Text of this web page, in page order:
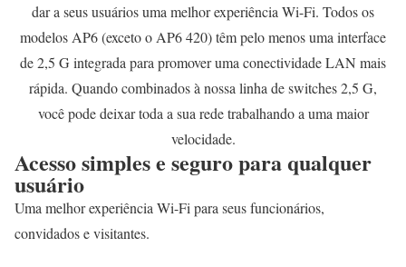
dar a seus usuários uma melhor experiência Wi-Fi. Todos os
modelos AP6 (exceto o AP6 420) têm pelo menos uma interface
de 2,5 G integrada para promover uma conectividade LAN mais
rápida. Quando combinados à nossa linha de switches 2,5 G,
você pode deixar toda a sua rede trabalhando a uma maior
velocidade.
Acesso simples e seguro para qualquer
usuário
Uma melhor experiência Wi-Fi para seus funcionários,
convidados e visitantes.